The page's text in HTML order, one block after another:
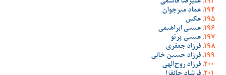
علیرضا قاسمی
عماد میرجوان
عکس
عیسی ابراهیمی
عیسی پرتو
فرزاد جعفری
فرزاد حسین خانی
فرزاد روح‌الهی